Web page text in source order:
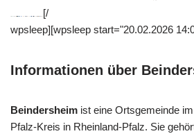
[/
wpsleep][wpsleep start="20.02.2026
Informationen über
Beindersheim ist eine Ortsgemeinde
Pfalz-Kreis in Rheinland-Pfalz. Sie